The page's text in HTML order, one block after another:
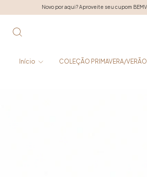
aqui? Aproveite seu cupom BEMVINDO e garanta 10% OFF
Início COLEÇÃO PRIMAVERA/VERÃO